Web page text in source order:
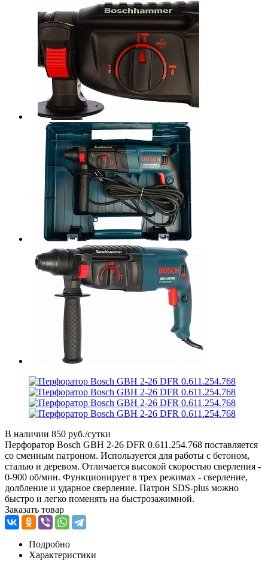
В наличии 850 руб./сутки
Перфоратор Bosch GBH 2-26 DFR 0.611.254.768 поставляется
со сменным патроном. Используется для работы с бетоном,
сталью и деревом. Отличается высокой скоростью сверления -
0-900 об/мин. Функционирует в трех режимах - сверление,
долбление и ударное сверление. Патрон SDS-plus можно
быстро и легко поменять на быстрозажимной.
Заказать товар
Подробно
Характеристики